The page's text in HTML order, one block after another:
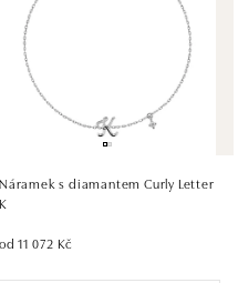
Náramek s diamantem Curly Letter
K
od 11 072 Kč